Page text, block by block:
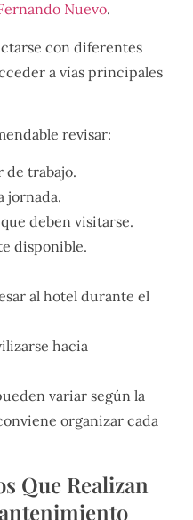
Nuevo.
con diferentes
a vías principales
revisar:
de trabajo.
jornada.
deben visitarse.
disponible.
al hotel durante el
hacia
variar según la
organizar cada
Que Realizan